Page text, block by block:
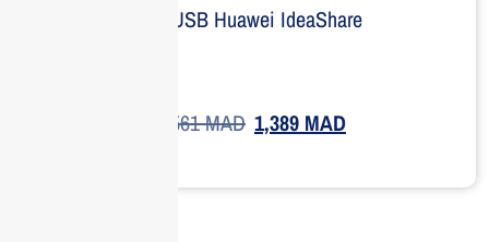
Clé USB Huawei IdeaShare
1,561MAD 1,389 MAD